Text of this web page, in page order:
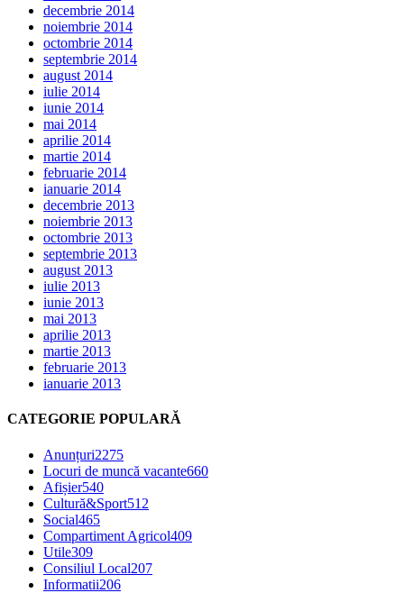
decembrie 2014
noiembrie 2014
octombrie 2014
septembrie 2014
august 2014
iulie 2014
iunie 2014
mai 2014
aprilie 2014
martie 2014
februarie 2014
ianuarie 2014
decembrie 2013
noiembrie 2013
octombrie 2013
septembrie 2013
august 2013
iulie 2013
iunie 2013
mai 2013
aprilie 2013
martie 2013
februarie 2013
ianuarie 2013
CATEGORIE POPULARĂ
Anunțuri2275
Locuri de muncă vacante660
Afișier540
Cultură&Sport512
Social465
Compartiment Agricol409
Utile309
Consiliul Local207
Informatii206